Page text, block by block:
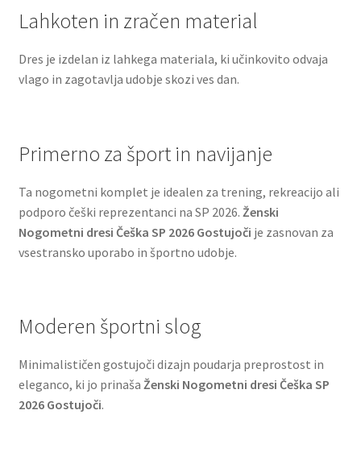
Lahkoten in zračen material
Dres je izdelan iz lahkega materiala, ki učinkovito odvaja
vlago in zagotavlja udobje skozi ves dan.
Primerno za šport in navijanje
Ta nogometni komplet je idealen za trening, rekreacijo ali
podporo češki reprezentanci na SP 2026. Ženski
Nogometni dresi Češka SP 2026 Gostujoči je zasnovan za
vsestransko uporabo in športno udobje.
Moderen športni slog
Minimalističen gostujoči dizajn poudarja preprostost in
eleganco, ki jo prinaša Ženski Nogometni dresi Češka SP
2026 Gostujoči.